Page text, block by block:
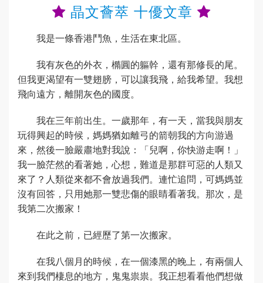
晶文薈萃 十優文章
我是一條香港鬥魚，生活在東北區。
我有灰色的外衣，橢圓的軀幹，還有那修長的尾。
但我更渴望有一雙翅膀，可以讓我飛，給我希望。我想
飛向遠方，離開灰色的國度。
我在三年前出生。一歲那年，有一天，當我與朋友
玩得興起的時候，媽媽猶如離弓的箭朝我的方向游過
來，然後一臉嚴肅地對我說：「兒啊，你快游走啊！」
我一臉茫然的看著她，心想，難道是那群可惡的人類又
來了？人類從來都不會放過我們。連忙追問，可媽媽並
沒有回答，只用她那一雙悲傷的眼睛看著我。那次，是
我第二次搬家！
在此之前，已經歷了第一次搬家。
在我八個月的時候，在一個漆黑的晚上，有兩個人
來到我們棲息的地方，鬼鬼祟祟。我正想看看他們想做